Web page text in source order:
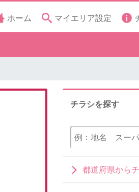
ホーム マイエリア設定
チラシを探す
都道府県から